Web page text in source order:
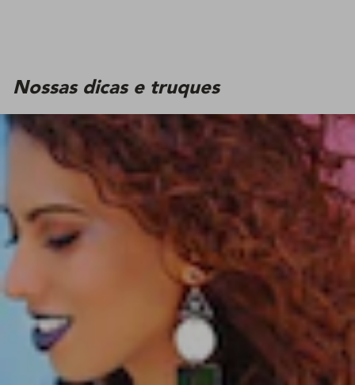
Nossas dicas e truques